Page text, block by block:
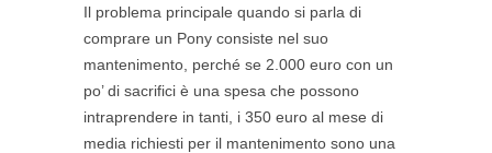
Il problema principale quando si parla di
comprare un Pony consiste nel suo
mantenimento, perché se 2.000 euro con un
po’ di sacrifici è una spesa che possono
intraprendere in tanti, i 350 euro al mese di
media richiesti per il mantenimento sono una